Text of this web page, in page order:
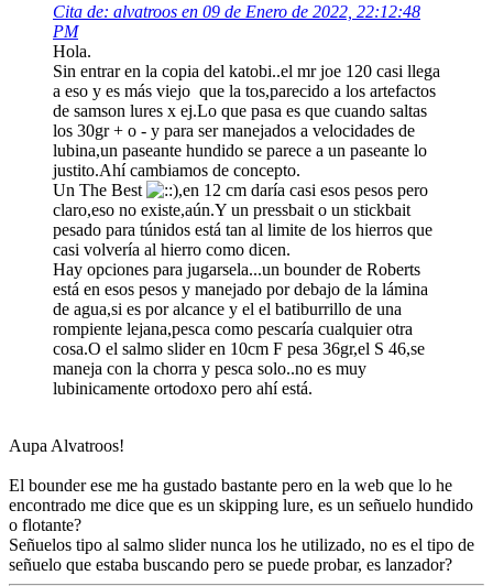
Cita de: alvatroos en 09 de Enero de 2022, 22:12:48
PM
Hola.
Sin entrar en la copia del katobi..el mr joe 120 casi llega
a eso y es más viejo que la tos,parecido a los artefactos
de samson lures x ej.Lo que pasa es que cuando saltas
los 30gr + o - y para ser manejados a velocidades de
lubina,un paseante hundido se parece a un paseante lo
justito.Ahí cambiamos de concepto.
Un The Best
,en 12 cm daría casi esos pesos pero
claro,eso no existe,aún.Y un pressbait o un stickbait
pesado para túnidos está tan al limite de los hierros que
casi volvería al hierro como dicen.
Hay opciones para jugarsela...un bounder de Roberts
está en esos pesos y manejado por debajo de la lámina
de agua,si es por alcance y el el batiburrillo de una
rompiente lejana,pesca como pescaría cualquier otra
cosa.O el salmo slider en 10cm F pesa 36gr,el S 46,se
maneja con la chorra y pesca solo..no es muy
lubinicamente ortodoxo pero ahí está.
Aupa Alvatroos!
El bounder ese me ha gustado bastante pero en la web que lo he
encontrado me dice que es un skipping lure, es un señuelo hundido
o flotante?
Señuelos tipo al salmo slider nunca los he utilizado, no es el tipo de
señuelo que estaba buscando pero se puede probar, es lanzador?